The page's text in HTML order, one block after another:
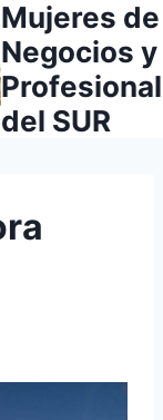
Mujeres de
Negocios y
del SUR